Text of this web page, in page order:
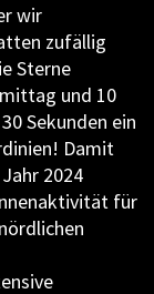
wir
zufällig
Sterne
und 10
Sekunden ein
Damit
2024
für